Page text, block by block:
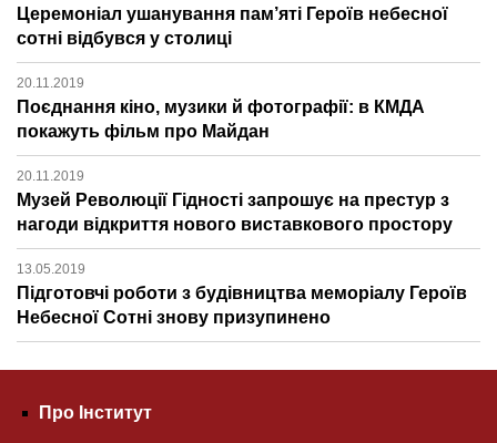
Церемоніал ушанування пам’яті Героїв небесної
сотні відбувся у столиці
20.11.2019
Поєднання кіно, музики й фотографії: в КМДА
покажуть фільм про Майдан
20.11.2019
Музей Революції Гідності запрошує на престур з
нагоди відкриття нового виставкового простору
13.05.2019
Підготовчі роботи з будівництва меморіалу Героїв
Небесної Сотні знову призупинено
Про Інститут